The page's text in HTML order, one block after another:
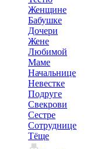
Женщине
Бабушке
Дочери
Жене
Любимой
Маме
Начальнице
Невестке
Подруге
Свекрови
Сестре
Сотруднице
Тёще